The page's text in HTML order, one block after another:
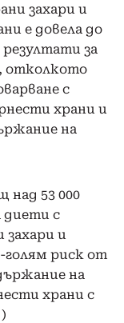
захари и
е довела до
резултати за
отколкото
с
храни и
на
над 53 000
диети с
захари и
голям риск от
на
храни с
)